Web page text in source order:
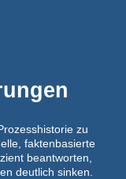
zu
faktenbasierte
beantworten,
deutlich sinken.